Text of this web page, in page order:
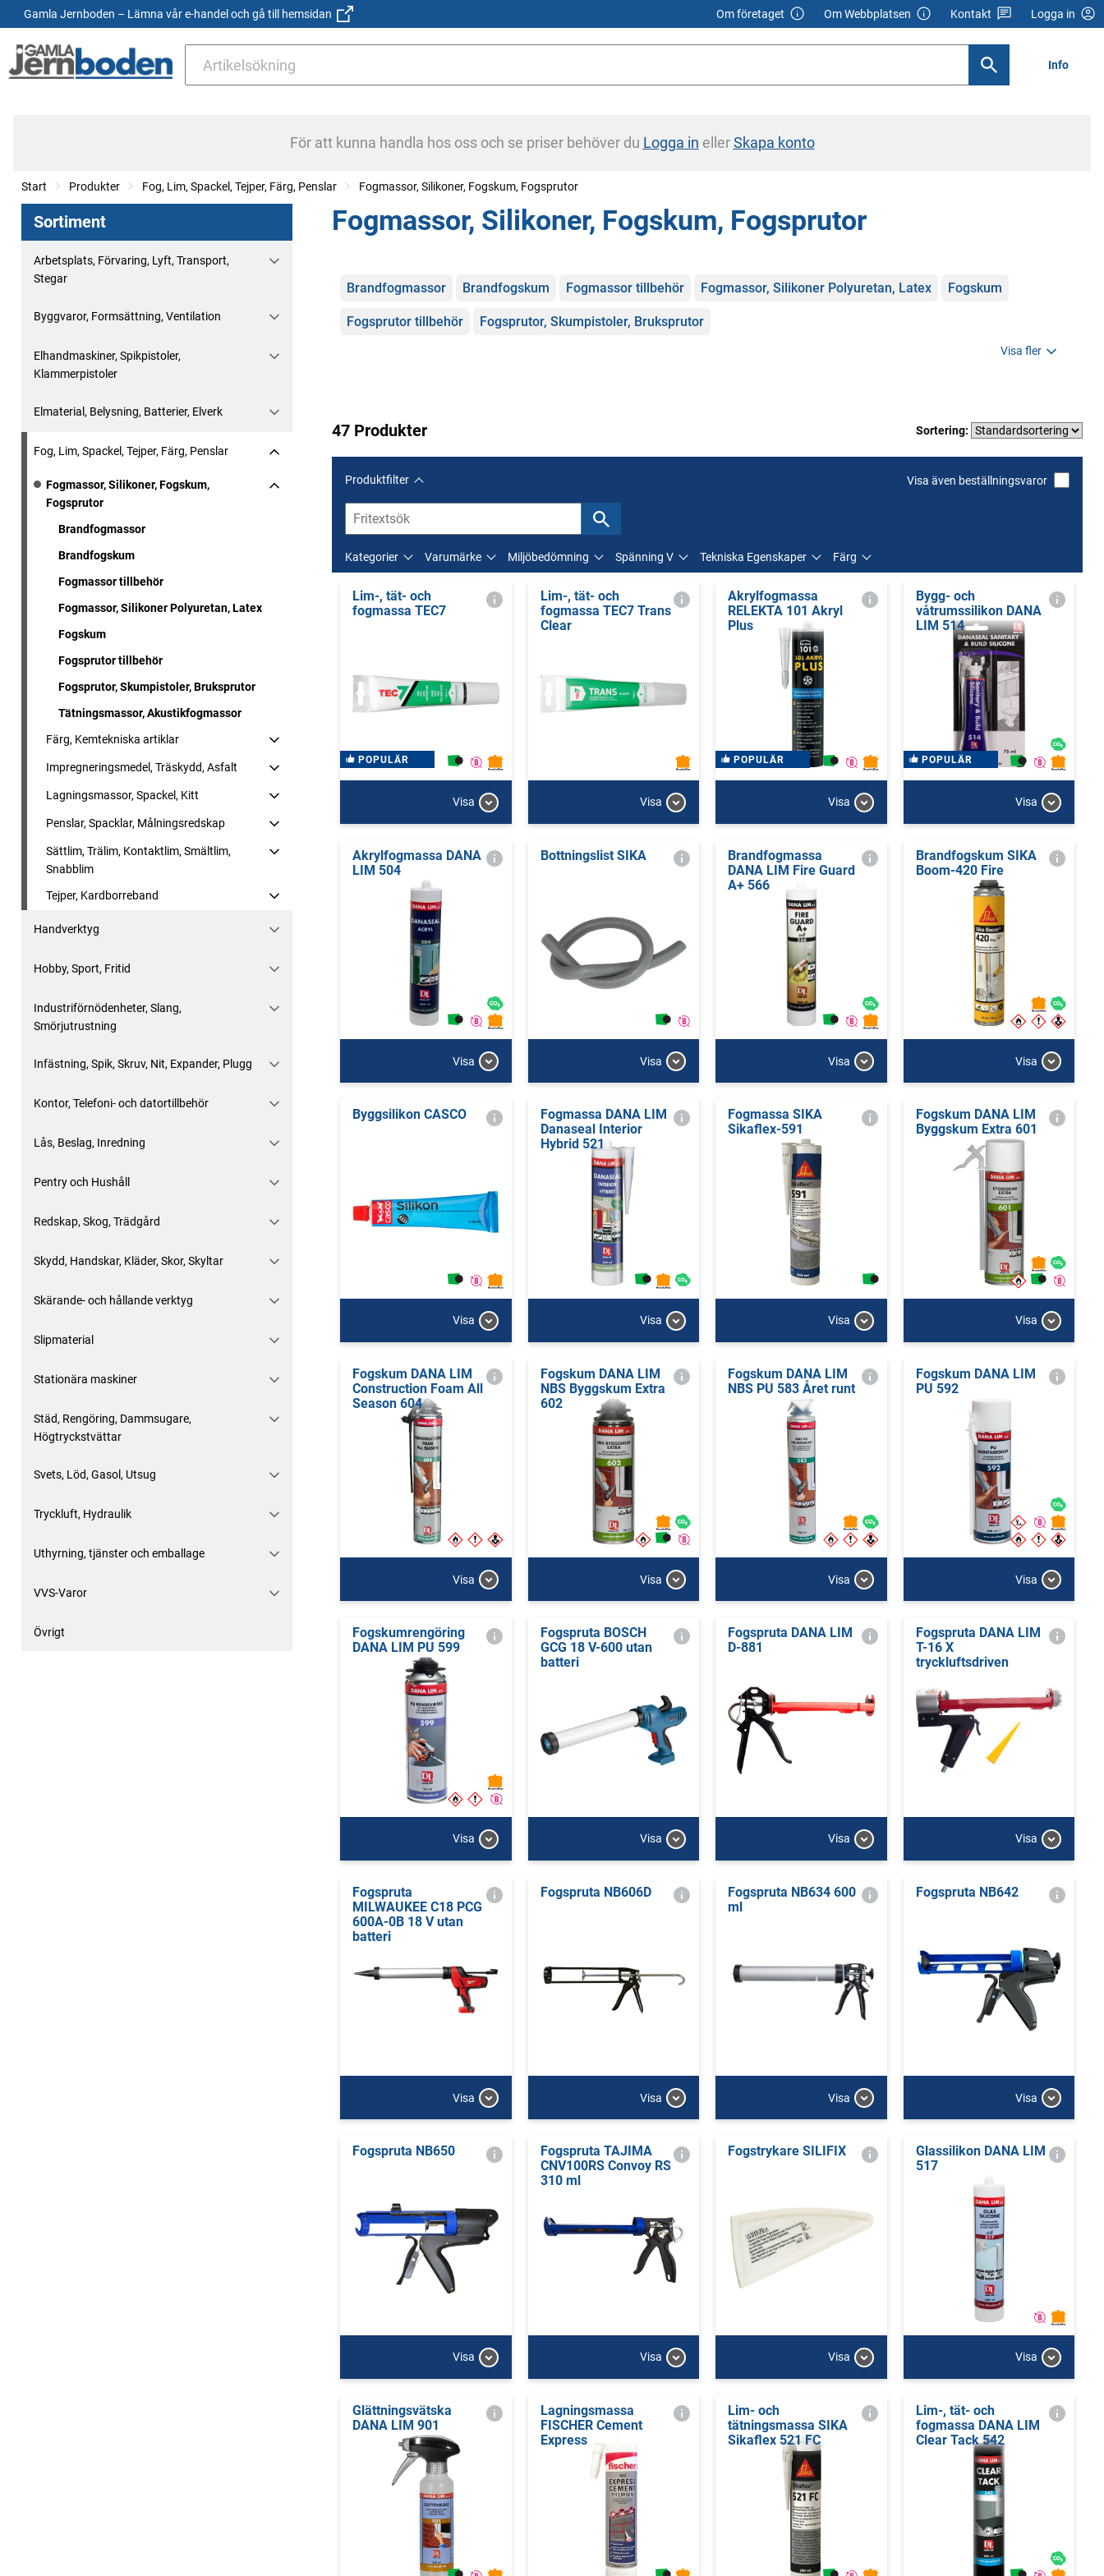
Gamla Jernboden – Lämna vår e-handel och gå till hemsidan Om företaget Om Webbplatsen Kontakt Logga in
Info
För att kunna handla hos oss och se priser behöver du Logga in ellerSkapa konto
Start Produkter Fog, Lim, Spackel, Tejper, Färg, Penslar Fogmassor, Silikoner, Fogskum, Fogsprutor
Sortiment
Arbetsplats, Förvaring, Lyft, Transport,
Stegar
Byggvaror, Formsättning, Ventilation
Elhandmaskiner, Spikpistoler,
Klammerpistoler
Elmaterial, Belysning, Batterier, Elverk
Fog, Lim, Spackel, Tejper, Färg, Penslar
Fogmassor, Silikoner, Fogskum,
Fogsprutor
Brandfogmassor
Brandfogskum
Fogmassor tillbehör
Fogmassor, Silikoner Polyuretan, Latex
Fogskum
Fogsprutor tillbehör
Fogsprutor, Skumpistoler, Bruksprutor
Tätningsmassor, Akustikfogmassor
Färg, Kemtekniska artiklar
Impregneringsmedel, Träskydd, Asfalt
Lagningsmassor, Spackel, Kitt
Penslar, Spacklar, Målningsredskap
Sättlim, Trälim, Kontaktlim, Smältlim,
Snabblim
Tejper, Kardborreband
Handverktyg
Hobby, Sport, Fritid
Industriförnödenheter, Slang,
Smörjutrustning
Infästning, Spik, Skruv, Nit, Expander, Plugg
Kontor, Telefoni- och datortillbehör
Lås, Beslag, Inredning
Pentry och Hushåll
Redskap, Skog, Trädgård
Skydd, Handskar, Kläder, Skor, Skyltar
Skärande- och hållande verktyg
Slipmaterial
Stationära maskiner
Städ, Rengöring, Dammsugare,
Högtryckstvättar
Svets, Löd, Gasol, Utsug
Tryckluft, Hydraulik
Uthyrning, tjänster och emballage
VVS-Varor
Övrigt
Fogmassor, Silikoner, Fogskum, Fogsprutor
Kategorier
Brandfogmassor Brandfogskum Fogmassor tillbehör Fogmassor, Silikoner Polyuretan, Latex Fogskum
Fogsprutor tillbehör Fogsprutor, Skumpistoler, Bruksprutor
Visa fler
47 Produkter Sortering:
Produktfilter Visa även beställningsvaror
Kategorier Varumärke Miljöbedömning Spänning V Tekniska Egenskaper Färg
Lim-, tät- och
fogmassa TEC7
POPULÄR
Visa
Lim-, tät- och
fogmassa TEC7 Trans
Clear
Visa
Akrylfogmassa
RELEKTA 101 Akryl
Plus
POPULÄR
Visa
Bygg- och
våtrumssilikon DANA
LIM 514
POPULÄR
Visa
Akrylfogmassa DANA
LIM 504
Visa
Bottningslist SIKA
Visa
Brandfogmassa
DANA LIM Fire Guard
A+ 566
Visa
Brandfogskum SIKA
Boom-420 Fire
Visa
Byggsilikon CASCO
Visa
Fogmassa DANA LIM
Danaseal Interior
Hybrid 521
Visa
Fogmassa SIKA
Sikaflex-591
Visa
Fogskum DANA LIM
Byggskum Extra 601
Visa
Fogskum DANA LIM
Construction Foam All
Season 604
Visa
Fogskum DANA LIM
NBS Byggskum Extra
602
Visa
Fogskum DANA LIM
NBS PU 583 Året runt
Visa
Fogskum DANA LIM
PU 592
Visa
Fogskumrengöring
DANA LIM PU 599
Visa
Fogspruta BOSCH
GCG 18 V-600 utan
batteri
Visa
Fogspruta DANA LIM
D-881
Visa
Fogspruta DANA LIM
T-16 X
tryckluftsdriven
Visa
Fogspruta
MILWAUKEE C18 PCG
600A-0B 18 V utan
batteri
Visa
Fogspruta NB606D
Visa
Fogspruta NB634 600
ml
Visa
Fogspruta NB642
Visa
Fogspruta NB650
Visa
Fogspruta TAJIMA
CNV100RS Convoy RS
310 ml
Visa
Fogstrykare SILIFIX
Visa
Glassilikon DANA LIM
517
Visa
Glättningsvätska
DANA LIM 901
Lagningsmassa
FISCHER Cement
Express
Lim- och
tätningsmassa SIKA
Sikaflex 521 FC
Lim-, tät- och
fogmassa DANA LIM
Clear Tack 542